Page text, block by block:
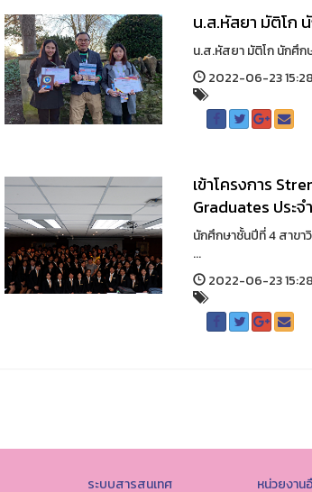
น.ส.หัสยา มัติโก
น.ส.หัสยา มัติโก นักศึ
2022-06-23
เข้าโครงการ
Graduates ประ
นักศึกษาชั้นปีที่ 4 สาข
...
2022-06-23
ระบบสารสนเทศ หน่วยงาน